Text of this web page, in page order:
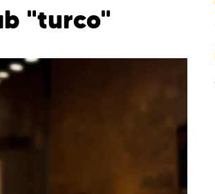
"turco"